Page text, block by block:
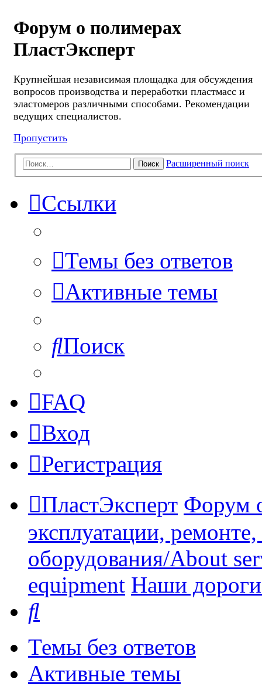
Форум о полимерах
ПластЭксперт
Крупнейшая независимая площадка для обсуждения
вопросов производства и переработки пластмасс и
эластомеров различными способами. Рекомендации
ведущих специалистов.
Пропустить
Поиск Расширенный поиск
Ссылки
Темы без ответов
Активные темы
Поиск
FAQ
Вход
Регистрация
ПластЭксперт Форум
эксплуатации,
оборудования/About
equipment Наши
Темы без ответов
Активные темы